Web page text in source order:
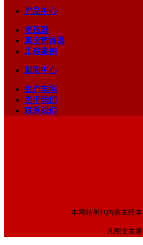
产品中心
变压器
真空断路器
工程案例
新闻中心
生产车间
关于我们
联系我们
本网站所刊内容未经
凡图文未